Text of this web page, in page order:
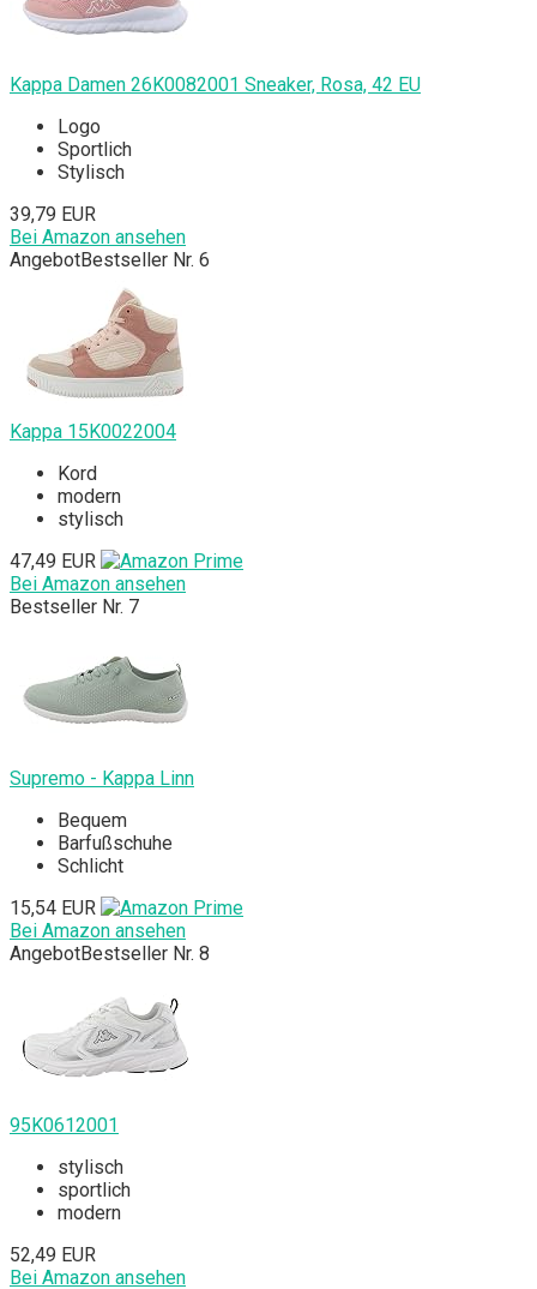
Kappa Damen 26K0082001 Sneaker, Rosa, 42 EU
Logo
Sportlich
Stylisch
39,79 EUR
Bei Amazon ansehen
AngebotBestseller Nr. 6
Kappa 15K0022004
Kord
modern
stylisch
47,49 EUR
Bei Amazon ansehen
Bestseller Nr. 7
Supremo - Kappa Linn
Bequem
Barfußschuhe
Schlicht
15,54 EUR
Bei Amazon ansehen
AngebotBestseller Nr. 8
95K0612001
stylisch
sportlich
modern
52,49 EUR
Bei Amazon ansehen